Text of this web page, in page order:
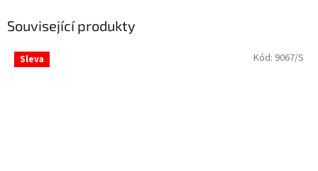
Související produkty
Sleva Kód: 9067/S